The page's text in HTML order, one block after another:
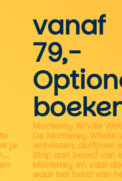
je
vanaf
79,-
Monterey Whale
De Monterey Whale
walvissen, dolfijnen
Stap aan boord van
Monterey en vaar
waar het barst van